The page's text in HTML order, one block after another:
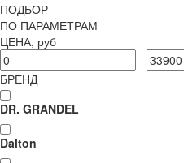
ПОДБОР
ПО ПАРАМЕТРАМ
ЦЕНА, руб
-
БРЕНД
DR. GRANDEL
Dalton